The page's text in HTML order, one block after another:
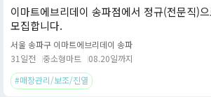
이마트에브리데이 송파점에서 정규(전문직)
모집합니다.
서울 송파구 이마트에브리데이 송파
31일전
중소형마트
08.20일까지
#매장관리/보조/진열